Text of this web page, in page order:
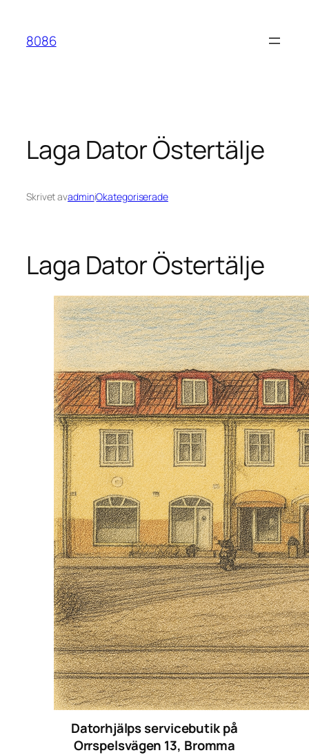
innehåll
8086
Laga Dator Östertälje
Skrivet avadminiOkategoriserade
Laga Dator Östertälje
Datorhjälps servicebutik på
Orrspelsvägen 13, Bromma